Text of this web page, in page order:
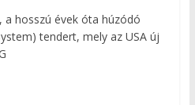
hosszú évek óta húzódó
tendert, mely az USA új